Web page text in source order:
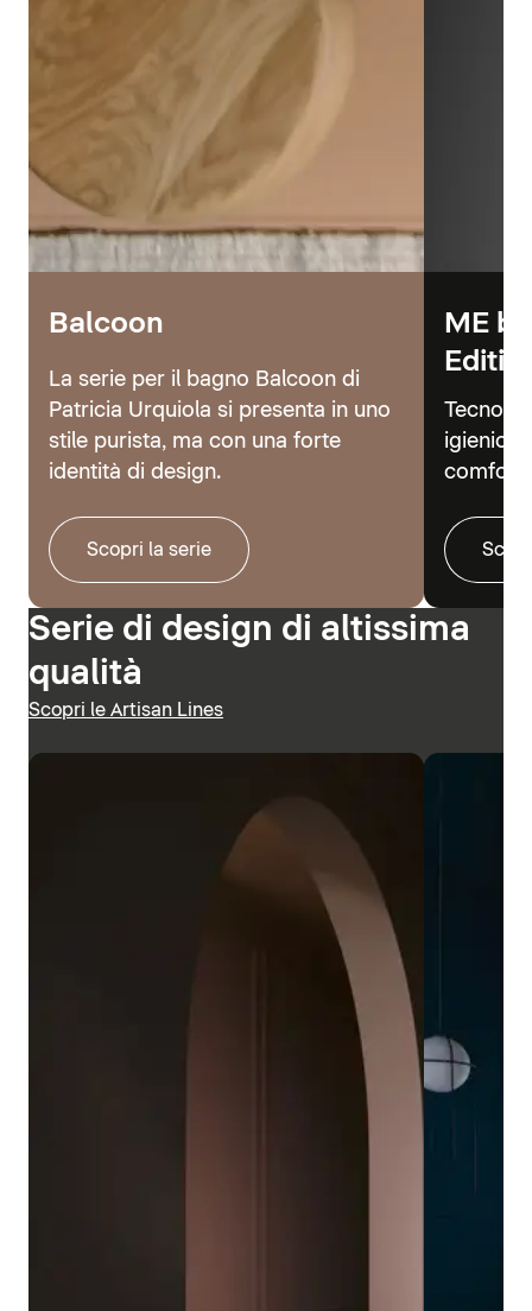
Balcoon
La serie per il bagno Balcoon di
Patricia Urquiola si presenta in uno
stile purista, ma con una forte
identità di design.
Scopri la serie
ME
igienici
comfort.
Serie di design di altissima
qualità
Scopri le Artisan Lines